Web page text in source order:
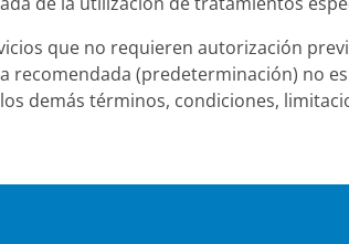
que no requieren autorización
recomendada (predeterminación) no
demás términos, condiciones,